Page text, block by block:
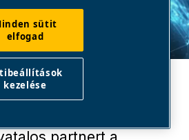
KERESÉSE
sütit
elfogad
kezelése